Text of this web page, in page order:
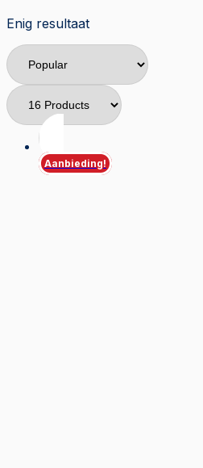
Enig resultaat
Aanbieding!